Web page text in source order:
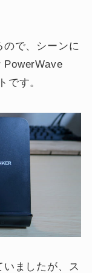
ので、シーンに
PowerWave
です。
ましたが、ス